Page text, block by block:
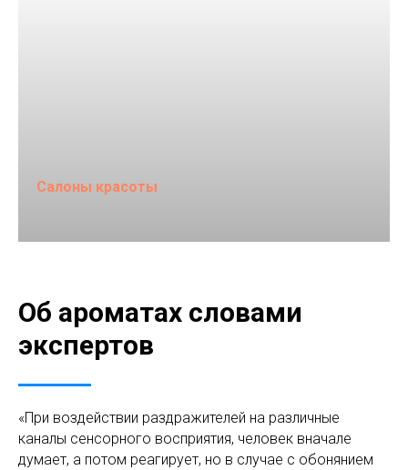
Салоны красоты
Об ароматах словами
экспертов
«При воздействии раздражителей на различные
каналы сенсорного восприятия, человек вначале
думает, а потом реагирует, но в случае с обонянием